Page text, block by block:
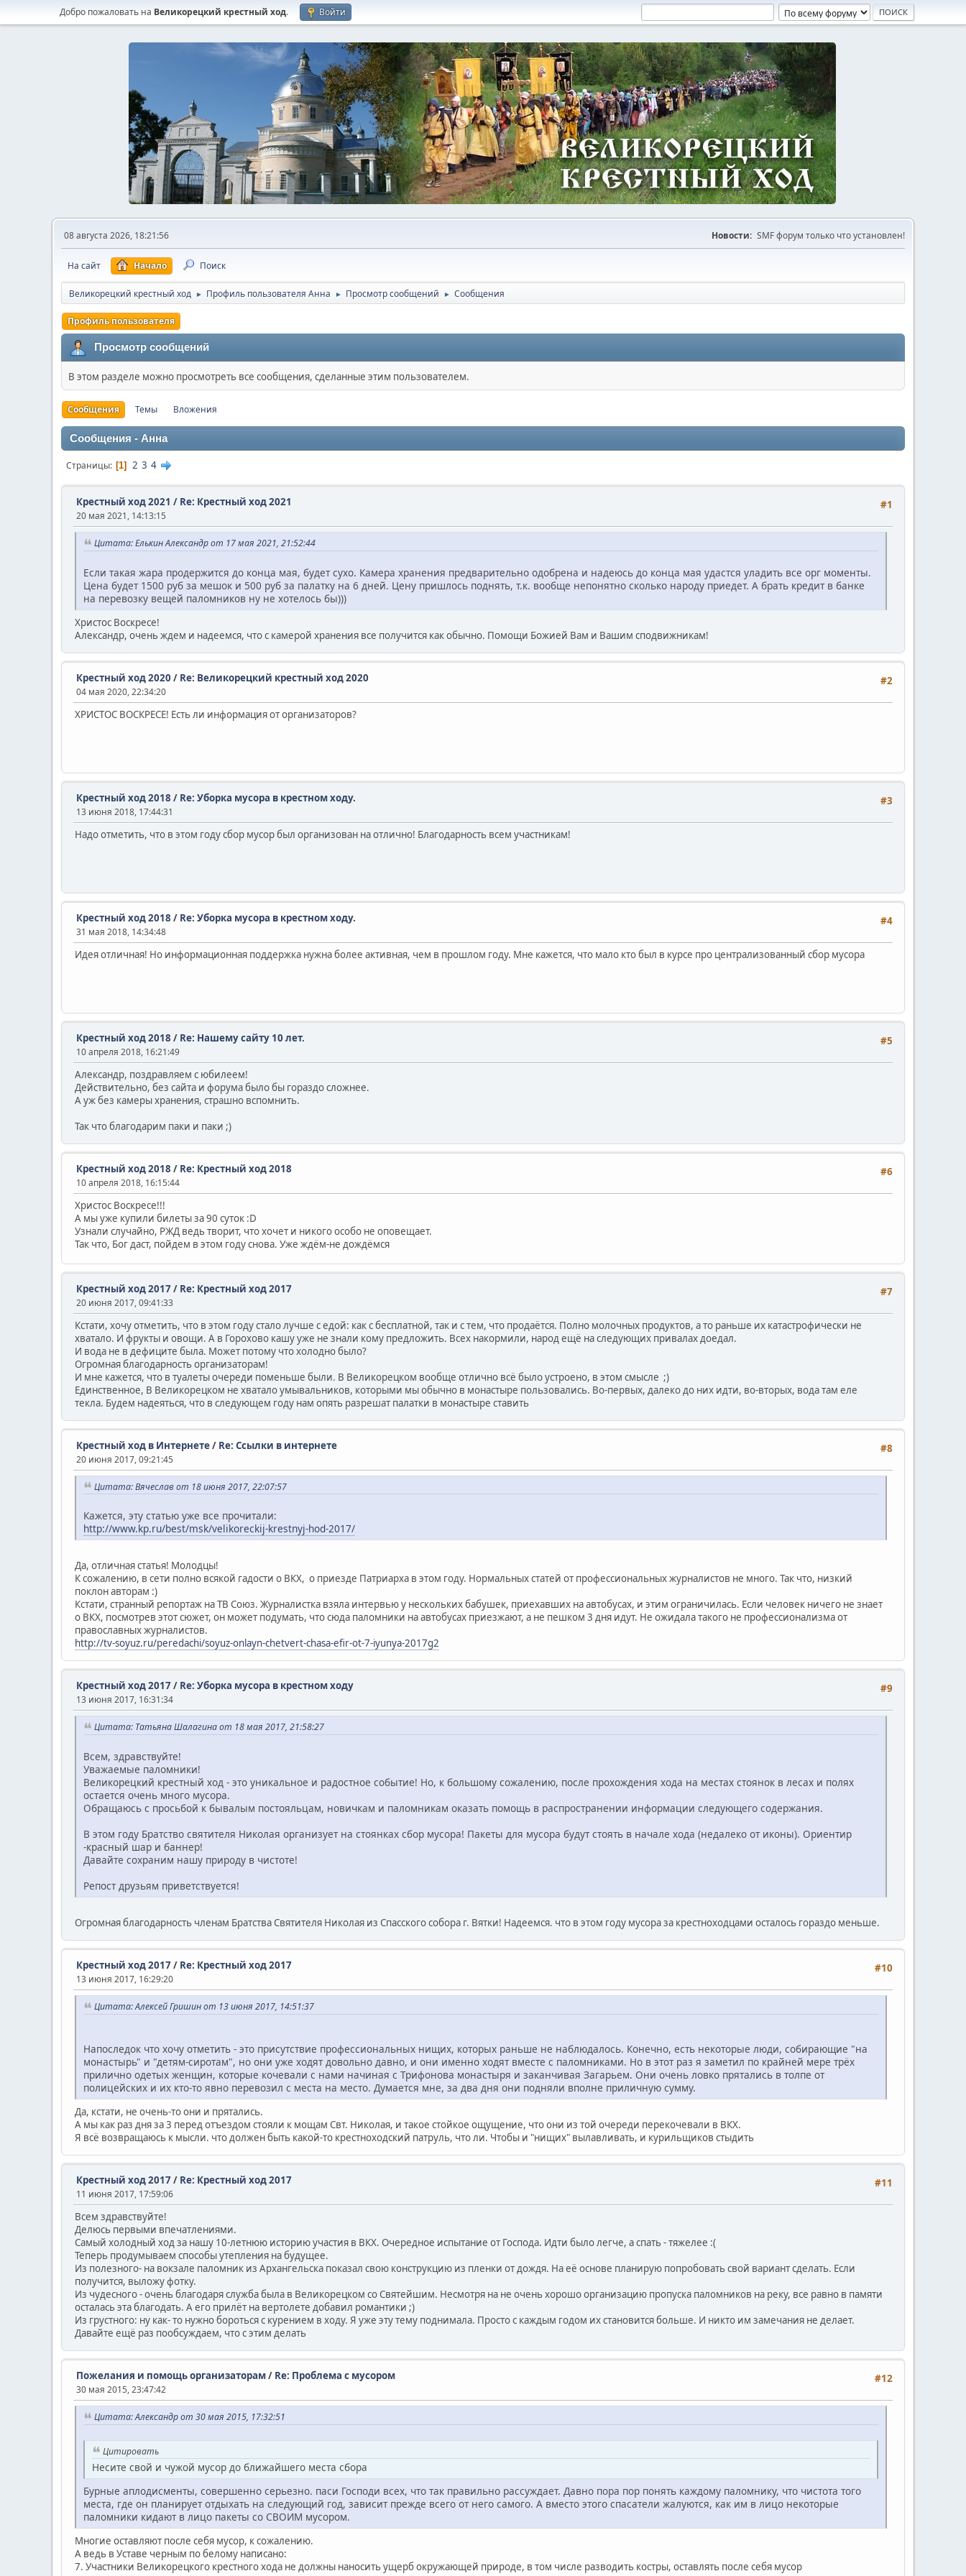
Добро пожаловать на Великорецкий крестный ход. Войти
08 августа 2026, 18:21:56 Новости: SMF форум только что установлен!
На сайт Начало Поиск
Великорецкий крестный ход ► Профиль пользователя Анна ► Просмотр сообщений ► Сообщения
Профиль пользователя
Просмотр сообщений
В этом разделе можно просмотреть все сообщения, сделанные этим пользователем.
Сообщения Темы Вложения
Сообщения - Анна
Страницы 1 2 3 4
#1
Крестный ход 2021 / Re: Крестный ход 2021
20 мая 2021, 14:13:15
Цитата: Елькин Александр от 17 мая 2021, 21:52:44
Если такая жара продержится до конца мая, будет сухо. Камера хранения предварительно одобрена и надеюсь до конца мая удастся уладить все орг моменты.
Цена будет 1500 руб за мешок и 500 руб за палатку на 6 дней. Цену пришлось поднять, т.к. вообще непонятно сколько народу приедет. А брать кредит в банке
на перевозку вещей паломников ну не хотелось бы)))
Христос Воскресе!
Александр, очень ждем и надеемся, что с камерой хранения все получится как обычно. Помощи Божией Вам и Вашим сподвижникам!
#2
Крестный ход 2020 / Re: Великорецкий крестный ход 2020
04 мая 2020, 22:34:20
ХРИСТОС ВОСКРЕСЕ! Есть ли информация от организаторов?
#3
Крестный ход 2018 / Re: Уборка мусора в крестном ходу.
13 июня 2018, 17:44:31
Надо отметить, что в этом году сбор мусор был организован на отлично! Благодарность всем участникам!
#4
Крестный ход 2018 / Re: Уборка мусора в крестном ходу.
31 мая 2018, 14:34:48
Идея отличная! Но информационная поддержка нужна более активная, чем в прошлом году. Мне кажется, что мало кто был в курсе про централизованный сбор мусора
#5
Крестный ход 2018 / Re: Нашему сайту 10 лет.
10 апреля 2018, 16:21:49
Александр, поздравляем с юбилеем!
Действительно, без сайта и форума было бы гораздо сложнее.
А уж без камеры хранения, страшно вспомнить.
Так что благодарим паки и паки ;)
#6
Крестный ход 2018 / Re: Крестный ход 2018
10 апреля 2018, 16:15:44
Христос Воскресе!!!
А мы уже купили билеты за 90 суток :D
Узнали случайно, РЖД ведь творит, что хочет и никого особо не оповещает.
Так что, Бог даст, пойдем в этом году снова. Уже ждём-не дождёмся
#7
Крестный ход 2017/ Re: Крестный ход 2017
20 июня 2017, 09:41:33
Кстати, хочу отметить, что в этом году стало лучше с едой: как с бесплатной, так и с тем, что продаётся. Полно молочных продуктов, а то раньше их катастрофически не
хватало. И фрукты и овощи. А в Горохово кашу уже не знали кому предложить. Всех накормили, народ ещё на следующих привалах доедал.
И вода не в дефиците была. Может потому что холодно было?
Огромная благодарность организаторам!
И мне кажется, что в туалеты очереди поменьше были. В Великорецком вообще отлично всё было устроено, в этом смысле ;)
Единственное, В Великорецком не хватало умывальников, которыми мы обычно в монастыре пользовались. Во-первых, далеко до них идти, во-вторых, вода там еле
текла. Будем надеяться, что в следующем году нам опять разрешат палатки в монастыре ставить
#8
Крестный ход в Интернете/ Re: Ссылки в интернете
20 июня 2017, 09:21:45
Цитата: Вячеслав от 18 июня 2017, 22:07:57
Кажется, эту статью уже все прочитали:
http://www.kp.ru/best/msk/velikoreckij-krestnyj-hod-2017/
Да, отличная статья! Молодцы!
К сожалению, в сети полно всякой гадости о ВКХ, о приезде Патриарха в этом году. Нормальных статей от профессиональных журналистов не много. Так что, низкий
поклон авторам :)
Кстати, странный репортаж на ТВ Союз. Журналистка взяла интервью у нескольких бабушек, приехавших на автобусах, и этим ограничилась. Если человек ничего не знает
о ВКХ, посмотрев этот сюжет, он может подумать, что сюда паломники на автобусах приезжают, а не пешком 3 дня идут. Не ожидала такого не профессионализма от
православных журналистов.
http://tv-soyuz.ru/peredachi/soyuz-onlayn-chetvert-chasa-efir-ot-7-iyunya-2017g2
#9
Крестный ход 2017/ Re: Уборка мусора в крестном ходу
13 июня 2017, 16:31:34
Цитата: Татьяна Шалагина от 18 мая 2017, 21:58:27
Всем, здравствуйте!
Уважаемые паломники!
Великорецкий крестный ход - это уникальное и радостное событие! Но, к большому сожалению, после прохождения хода на местах стоянок в лесах и полях
остается​ очень много мусора.
Обращаюсь с просьбой к бывалым постояльцам, новичкам и паломникам оказать помощь в распространении информации следующего содержания.
В этом году Братство святителя Николая организует на стоянках сбор мусора! Пакеты для мусора будут стоять в начале хода (недалеко от иконы). Ориентир
-красный шар и баннер!
Давайте сохраним нашу природу в чистоте!
Репост друзьям приветствуется!
Огромная благодарность членам Братства Святителя Николая из Спасского собора г. Вятки! Надеемся. что в этом году мусора за крестноходцами осталось гораздо меньше.
#10
Крестный ход 2017/ Re: Крестный ход 2017
13 июня 2017, 16:29:20
Цитата: Алексей Гришин от 13 июня 2017, 14:51:37
Напоследок что хочу отметить - это присутствие профессиональных нищих, которых раньше не наблюдалось. Конечно, есть некоторые люди, собирающие "на
монастырь" и "детям-сиротам", но они уже ходят довольно давно, и они именно ходят вместе с паломниками. Но в этот раз я заметил по крайней мере трёх
прилично одетых женщин, которые кочевали с нами начиная с Трифонова монастыря и заканчивая Загарьем. Они очень ловко прятались в толпе от
полицейских и их кто-то явно перевозил с места на место. Думается мне, за два дня они подняли вполне приличную сумму.
Да, кстати, не очень-то они и прятались.
А мы как раз дня за 3 перед отъездом стояли к мощам Свт. Николая, и такое стойкое ощущение, что они из той очереди перекочевали в ВКХ.
Я всё возвращаюсь к мысли. что должен быть какой-то крестноходский патруль, что ли. Чтобы и "нищих" вылавливать, и курильщиков стыдить
#11
Крестный ход 2017/ Re: Крестный ход 2017
11 июня 2017, 17:59:06
Всем здравствуйте!
Делюсь первыми впечатлениями.
Самый холодный ход за нашу 10-летнюю историю участия в ВКХ. Очередное испытание от Господа. Идти было легче, а спать - тяжелее :(
Теперь продумываем способы утепления на будущее.
Из полезного- на вокзале паломник из Архангельска показал свою конструкцию из пленки от дождя. На её основе планирую попробовать свой вариант сделать. Если
получится, выложу фотку.
Из чудесного - очень благодаря служба была в Великорецком со Святейшим. Несмотря на не очень хорошо организацию пропуска паломников на реку, все равно в памяти
осталась эта благодать. А его прилёт на вертолете добавил романтики ;)
Из грустного: ну как- то нужно бороться с курением в ходу. Я уже эту тему поднимала. Просто с каждым годом их становится больше. И никто им замечания не делает.
Давайте ещё раз пообсуждаем, что с этим делать
#12
Пожелания и помощь организаторам/ Re: Проблема с мусором
30 мая 2015, 23:47:42
Цитата: Александр от 30 мая 2015, 17:32:51
Цитировать
Несите свой и чужой мусор до ближайшего места сбора
Бурные аплодисменты, совершенно серьезно. паси Господи всех, что так правильно рассуждает. Давно пора пор понять каждому паломнику, что чистота того
места, где он планирует отдыхать на следующий год, зависит прежде всего от него самого. А вместо этого спасатели жалуются, как им в лицо некоторые
паломники кидают в лицо пакеты со СВОИМ мусором.
Многие оставляют после себя мусор, к сожалению.
А ведь в Уставе черным по белому написано:
7. Участники Великорецкого крестного хода не должны наносить ущерб окружающей природе, в том числе разводить костры, оставлять после себя мусор